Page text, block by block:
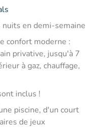
en demi-semaine
confort moderne :
privative, jusqu'à 7
à gaz, chauffage,
inclus !
piscine, d'un court
de jeux